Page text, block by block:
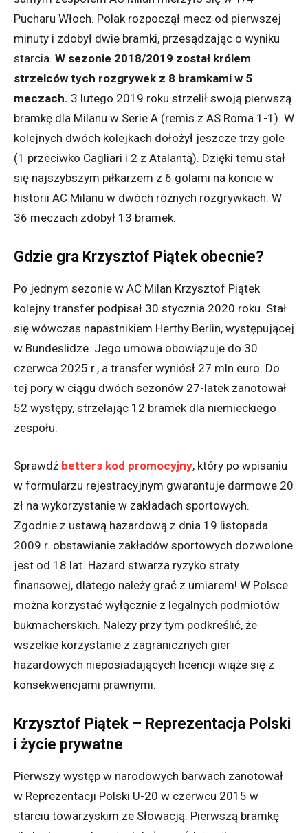
Pucharu Włoch. Polak rozpoczął mecz od pierwszej
minuty i zdobył dwie bramki, przesądzając o wyniku
starcia. W sezonie 2018/2019 został królem
strzelców tych rozgrywek z 8 bramkami w 5
meczach. 3 lutego 2019 roku strzelił swoją pierwszą
bramkę dla Milanu w Serie A (remis z AS Roma 1-1). W
kolejnych dwóch kolejkach dołożył jeszcze trzy gole
(1 przeciwko Cagliari i 2 z Atalantą). Dzięki temu stał
się najszybszym piłkarzem z 6 golami na koncie w
historii AC Milanu w dwóch różnych rozgrywkach. W
36 meczach zdobył 13 bramek.
Gdzie gra Krzysztof Piątek obecnie?
Po jednym sezonie w AC Milan Krzysztof Piątek
kolejny transfer podpisał 30 stycznia 2020 roku. Stał
się wówczas napastnikiem Herthy Berlin, występującej
w Bundeslidze. Jego umowa obowiązuje do 30
czerwca 2025 r., a transfer wyniósł 27 mln euro. Do
tej pory w ciągu dwóch sezonów 27-latek zanotował
52 występy, strzelając 12 bramek dla niemieckiego
zespołu.
Sprawdź betters kod promocyjny, który po wpisaniu
w formularzu rejestracyjnym gwarantuje darmowe 20
zł na wykorzystanie w zakładach sportowych.
Zgodnie z ustawą hazardową z dnia 19 listopada
2009 r. obstawianie zakładów sportowych dozwolone
jest od 18 lat. Hazard stwarza ryzyko straty
finansowej, dlatego należy grać z umiarem! W Polsce
można korzystać wyłącznie z legalnych podmiotów
bukmacherskich. Należy przy tym podkreślić, że
wszelkie korzystanie z zagranicznych gier
hazardowych nieposiadających licencji wiąże się z
konsekwencjami prawnymi.
Krzysztof Piątek – Reprezentacja Polski
i życie prywatne
Pierwszy występ w narodowych barwach zanotował
w Reprezentacji Polski U-20 w czerwcu 2015 w
starciu towarzyskim ze Słowacją. Pierwszą bramkę